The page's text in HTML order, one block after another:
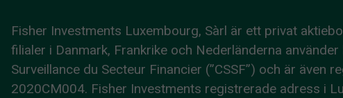
Fisher Investments Luxembourg, Sàrl är ett privat
filialer i Danmark, Frankrike och Nederländerna
Surveillance du Secteur Financier (”CSSF”) och är
2020CM004. Fisher Investments registrerade adress i